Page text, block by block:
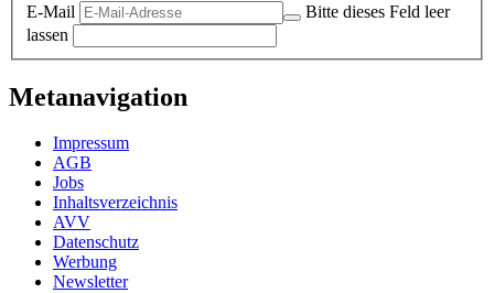
E-Mail
Bitte dieses Feld leer
lassen
Metanavigation
Impressum
AGB
Jobs
Inhaltsverzeichnis
AVV
Datenschutz
Werbung
Newsletter